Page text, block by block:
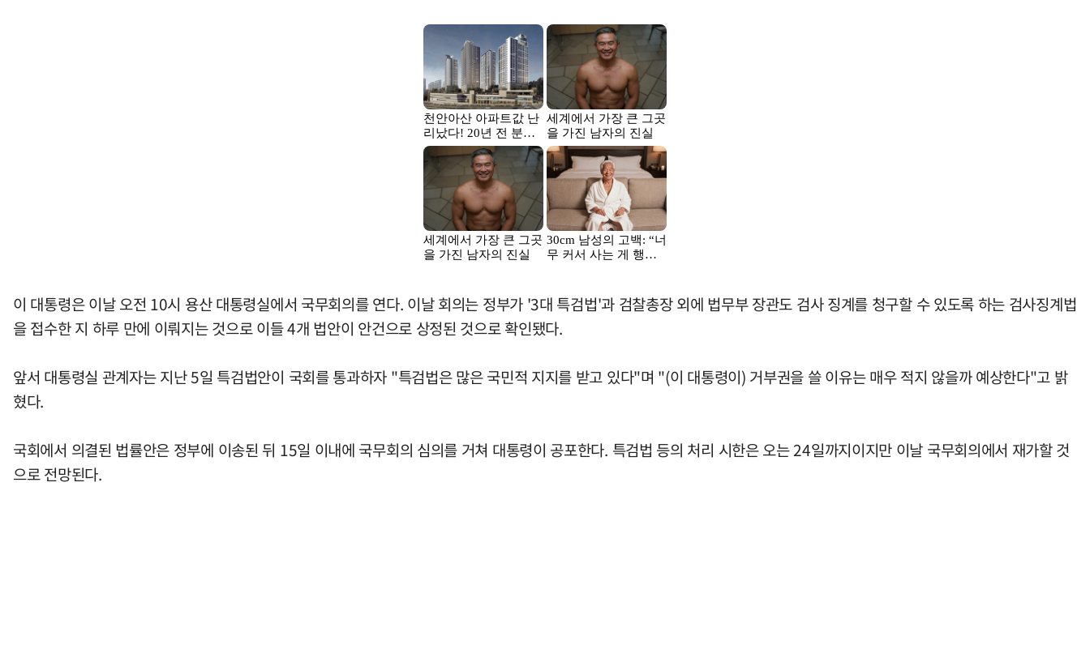
이 대통령은 이날 오전 10시 용산 대통령실에서 국무회의를 연다. 이날 회의는 정부가 '3대 특검법'과 검찰총장 외에 법무부 장관도 검사 징계를 청구할 수 있도록 하는 검사징계법
을 접수한 지 하루 만에 이뤄지는 것으로 이들 4개 법안이 안건으로 상정된 것으로 확인됐다.
앞서 대통령실 관계자는 지난 5일 특검법안이 국회를 통과하자 "특검법은 많은 국민적 지지를 받고 있다"며 "(이 대통령이) 거부권을 쓸 이유는 매우 적지 않을까 예상한다"고 밝
혔다.
국회에서 의결된 법률안은 정부에 이송된 뒤 15일 이내에 국무회의 심의를 거쳐 대통령이 공포한다. 특검법 등의 처리 시한은 오는 24일까지이지만 이날 국무회의에서 재가할 것
으로 전망된다.